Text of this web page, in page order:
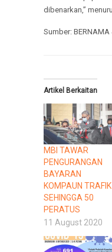
dibenarkan,”
Sumber: BERNAMA
Artikel Berkaitan
MBI TAWAR
PENGURANGAN
BAYARAN
KOMPAUN TRAFIK
SEHINGGA 50
PERATUS
11 August 2020